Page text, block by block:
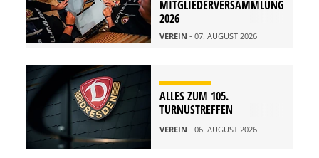
MITGLIEDERVERSAMMLUNG
2026
VEREIN - 07. AUGUST 2026
ALLES ZUM 105.
TURNUSTREFFEN
VEREIN - 06. AUGUST 2026